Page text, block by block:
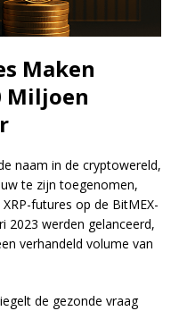
Maken
Miljoen
naam in de cryptowereld,
te zijn toegenomen,
futures op de BitMEX-
2023 werden gelanceerd,
verhandeld volume van
de gezonde vraag